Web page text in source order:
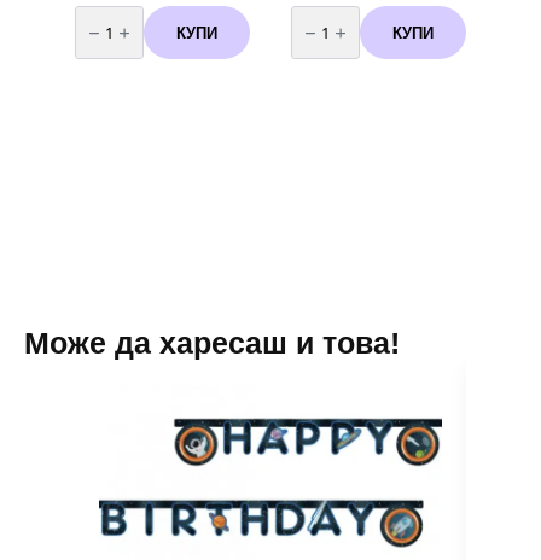
количество
за
Парти
чинии
КУПИ
количество
за
Парти
чаши
КУПИ
Може да харесаш и това!